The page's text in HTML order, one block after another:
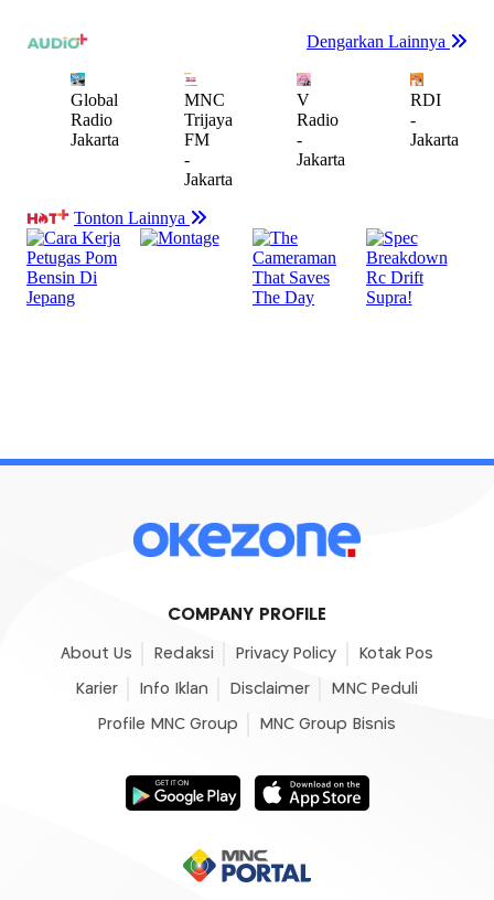
COMPANY PROFILE
About Us Redaksi Privacy Policy Kotak Pos
Karier Info Iklan Disclaimer MNC Peduli
Profile MNC Group MNC Group Bisnis